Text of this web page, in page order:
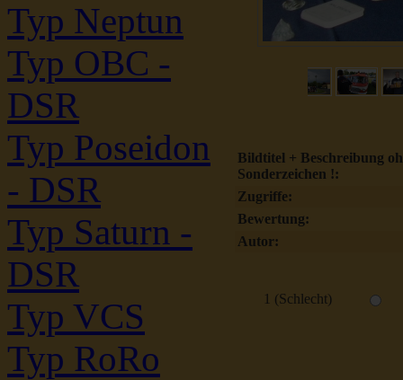
Typ Neptun
Typ OBC -
DSR
Typ Poseidon
- DSR
Typ Saturn -
DSR
Typ VCS
Typ RoRo
Bildtitel + Beschreibung
Sonderzeichen !:
Zugriffe:
Bewertung:
Autor:
1 (Schlecht)